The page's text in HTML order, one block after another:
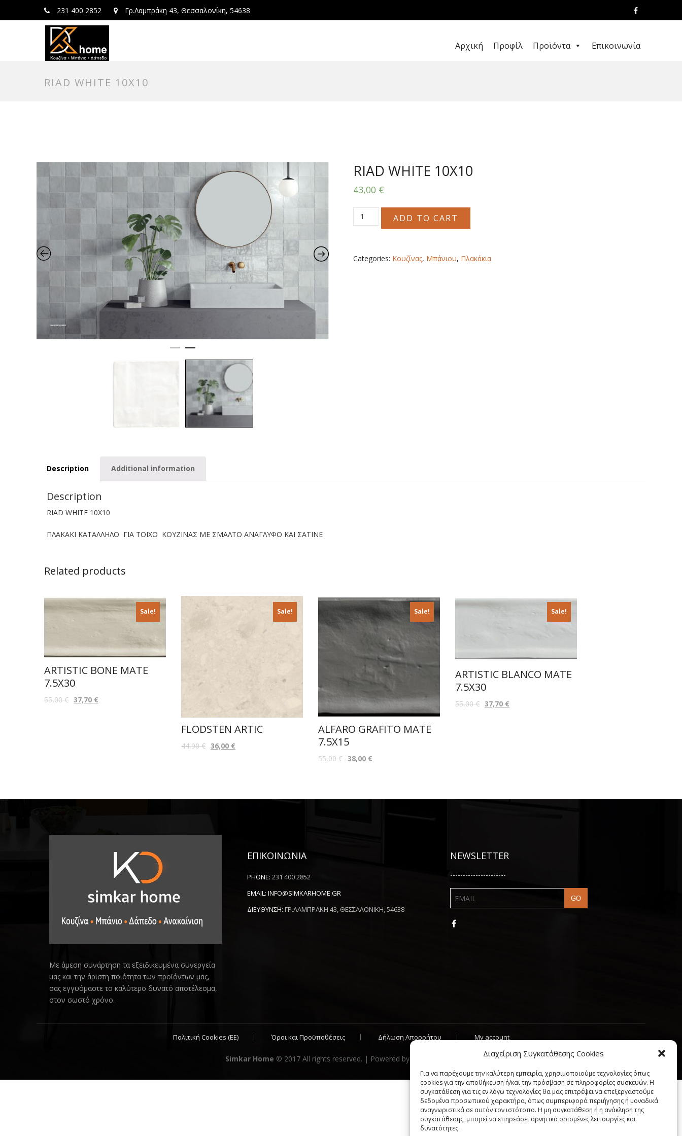
Διαχείριση Συγκατάθεσης Cookies
Για να παρέχουμε την καλύτερη εμπειρία, χρησιμοποιούμε τεχνολογίες όπως
cookies για την αποθήκευση ή/και την πρόσβαση σε πληροφορίες συσκευών. Η
συγκατάθεση για τις εν λόγω τεχνολογίες θα μας επιτρέψει να επεξεργαστούμε
δεδομένα προσωπικού χαρακτήρα, όπως συμπεριφορά περιήγησης ή μοναδικά
αναγνωριστικά σε αυτόν τον ιστότοπο. Η μη συγκατάθεση ή η ανάκληση της
συγκατάθεσης, μπορεί να επηρεάσει αρνητικά ορισμένες λειτουργίες και
δυνατότητες.
231 400 2852 Γρ.Λαμπράκη 43, Θεσσαλονίκη, 54638
Αρχική Προφίλ Προϊόντα Επικοινωνία
RIAD WHITE 10X10
RIAD WHITE 10X10
43,00 €
RIAD
WHITE
ADD TO CART
Categories: Κουζίνας, Μπάνιου, Πλακάκια
Description Additional information
Description
RIAD WHITE 10X10
ΠΛΑΚΑΚΙ ΚΑΤΑΛΛΗΛΟ ΓΙΑ ΤΟΙΧΟ ΚΟΥΖΙΝΑΣ ΜΕ ΣΜΑΛΤΟ ΑΝΑΓΛΥΦΟ ΚΑΙ ΣΑΤΙΝΕ
Related products
Sale!
ARTISTIC BONE MATE
7.5X30
55,00€ 37,70 €
Sale!
FLODSTEN ARTIC
44,90€ 36,00 €
Sale!
ALFARO GRAFITO MATE
7.5X15
55,00€ 38,00 €
Sale!
ARTISTIC BLANCO MATE
7.5X30
55,00€ 37,70 €
Με άμεση συνάρτηση τα εξειδικευμένα συνεργεία
μας και την άριστη ποιότητα των προϊόντων μας,
σας εγγυόμαστε το καλύτερο δυνατό αποτέλεσμα,
στον σωστό χρόνο.
ΕΠΙΚΟΙΝΩΝΙΑ
PHONE: 231 400 2852
EMAIL: INFO@SIMKARHOME.GR
ΔΙΕΥΘΥΝΣΗ: ΓΡ.ΛΑΜΠΡΑΚΗ 43, ΘΕΣΣΑΛΟΝΙΚΗ, 54638
NEWSLETTER
----------------------
Πολιτική Cookies (ΕΕ) Όροι και Προϋποθέσεις Δήλωση Απορρήτου My account
Simkar Home © 2017 All rights reserved. | Powered by